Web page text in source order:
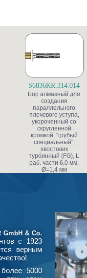
S6836KR.314.014
Бор алмазный для
создания
параллельного
плечевого уступа,
укороченный со
скругленной
кромкой, "грубый
специальный",
хвостовик
турбинный (FG), L
раб. части 6,0 мм,
Ø=1,4 мм
GmbH & Co.
с 1923
верным
5000